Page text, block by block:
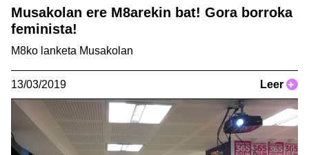
Musakolan ere M8arekin bat! Gora borroka
feminista!
M8ko lanketa Musakolan
13/03/2019 Leer +